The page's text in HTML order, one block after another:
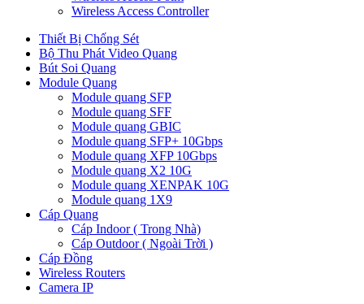
Wireless Access Controller
Thiết Bị Chống Sét
Bộ Thu Phát Video Quang
Bút Soi Quang
Module Quang
Module quang SFP
Module quang SFF
Module quang GBIC
Module quang SFP+ 10Gbps
Module quang XFP 10Gbps
Module quang X2 10G
Module quang XENPAK 10G
Module quang 1X9
Cáp Quang
Cáp Indoor ( Trong Nhà)
Cáp Outdoor ( Ngoài Trời )
Cáp Đồng
Wireless Routers
Camera IP